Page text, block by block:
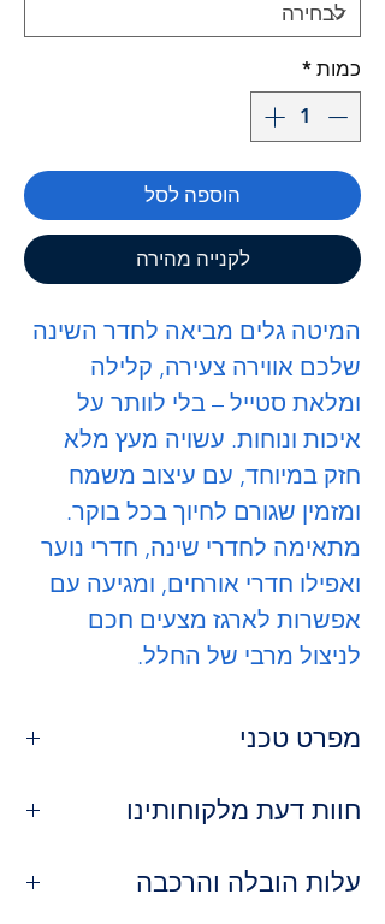
כמות *
הוספה לסל
לקנייה מהירה
המיטה גלים מביאה לחדר השינה
שלכם אווירה צעירה, קלילה
ומלאת סטייל – בלי לוותר על
איכות ונוחות. עשויה מעץ מלא
חזק במיוחד, עם עיצוב משמח
ומזמין שגורם לחיוך בכל בוקר.
מתאימה לחדרי שינה, חדרי נוער
ואפילו חדרי אורחים, ומגיעה עם
אפשרות לארגז מצעים חכם
לניצול מרבי של החלל.
מפרט טכני
חומר:עץ מלא איכותי ועמיד
אפשרויות:עם או בלי ארגז מצעים
חוות דעת מלקוחותינו
"השם באמת אומר הכל – שין-שן! נוחה,
עלות הובלה והרכבה